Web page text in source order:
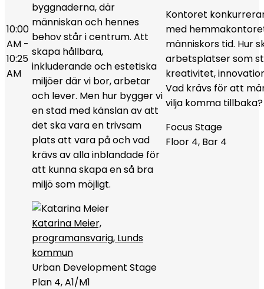
10:00
AM -
10:25
AM
byggnaderna, där
människan och hennes
behov står i centrum. Att
skapa hållbara,
inkluderande och estetiska
miljöer där vi bor, arbetar
och lever. Men hur bygger vi
en stad med känslan av att
det ska vara en trivsam
plats att vara på och vad
krävs av alla inblandade för
att kunna skapa en så bra
miljö som möjligt.
Katarina Meier,
programansvarig, Lunds
kommun
Urban Development Stage
Plan 4, A1/M1
Kontoret
med
människors tid. Hur
arbetsplatser som
kreativitet,
Vad krävs för att
vilja komma tillbaka?
Focus Stage
Floor 4, Bar 4